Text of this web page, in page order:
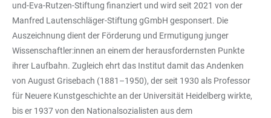
und-Eva-Rutzen-Stiftung finanziert und wird seit 2021 von der
Manfred Lautenschläger-Stiftung gGmbH gesponsert. Die
Auszeichnung dient der Förderung und Ermutigung junger
Wissenschaftler:innen an einem der herausfordernsten Punkte
ihrer Laufbahn. Zugleich ehrt das Institut damit das Andenken
von August Grisebach (1881–1950), der seit 1930 als Professor
für Neuere Kunstgeschichte an der Universität Heidelberg wirkte,
bis er 1937 von den Nationalsozialisten aus dem